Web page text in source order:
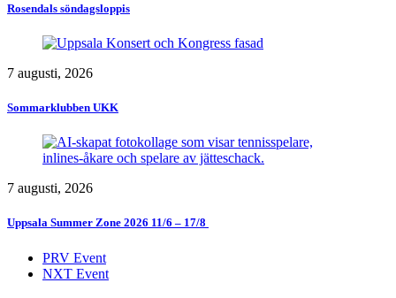
Rosendals söndagsloppis
7 augusti, 2026
Sommarklubben UKK
7 augusti, 2026
Uppsala Summer Zone 2026 11/6 – 17/8 ​
PRV Event
NXT Event